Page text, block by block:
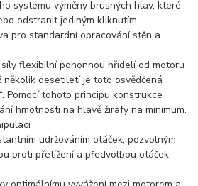
systému výměny brusných hlav, které
odstranit jediným kliknutím
pro standardní opracování stěn a
flexibilní pohonnou hřídelí od motoru
několik desetiletí je toto osvědčená
Pomocí tohoto principu konstrukce
hmotnosti na hlavě žirafy na minimum.
udržováním otáček, pozvolným
proti přetížení a předvolbou otáček